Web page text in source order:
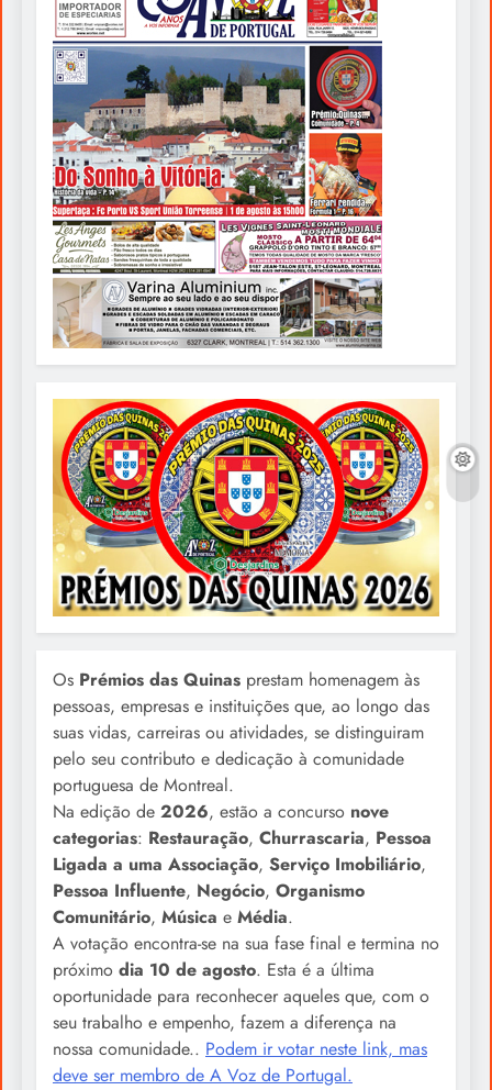
Os Prémios das Quinas prestam homenagem às
pessoas, empresas e instituições que, ao longo das
suas vidas, carreiras ou atividades, se distinguiram
pelo seu contributo e dedicação à comunidade
portuguesa de Montreal.
Na edição de 2026, estão a concurso nove
categorias: Restauração, Churrascaria, Pessoa
Ligada a uma Associação, Serviço Imobiliário,
Pessoa Influente, Negócio, Organismo
Comunitário, Música e Média.
A votação encontra-se na sua fase final e termina no
próximo dia 10 de agosto. Esta é a última
oportunidade para reconhecer aqueles que, com o
seu trabalho e empenho, fazem a diferença na
nossa comunidade.. Podem ir votar neste link, mas
deve ser membro de A Voz de Portugal.